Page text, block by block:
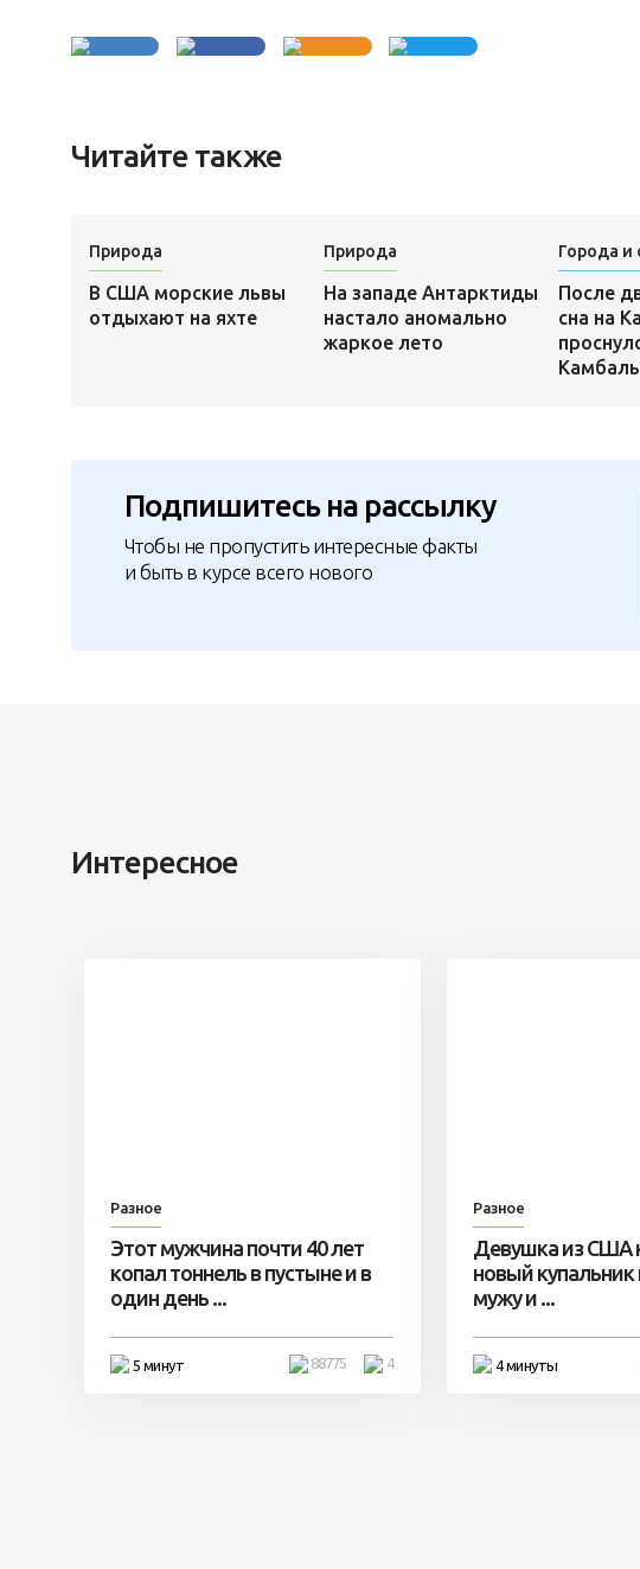
Читайте также
Природа
В США морские львы
отдыхают на яхте
Природа
На западе Антарктиды
настало аномально
жаркое лето
Города и
После
сна на
Подпишитесь на рассылку
Чтобы не пропустить интересные факты
и быть в курсе всего нового
Интересное
Разное
Этот мужчина почти 40 лет
копал тоннель в пустыне и в
один день ...
5 минут 4
88775
Разное
Девушка из США
новый купальник
мужу и ...
4 минуты